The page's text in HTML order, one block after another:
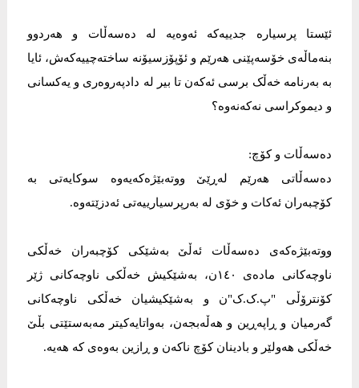
ئێستا پرسیارە جدییەکە ئەوەیە لە دەسەڵات و هەردوو
بنەماڵەی خۆسەپێنی هەرێم و ئۆپۆزسیۆنە ساختەچییەکەش، ئایا
بە بەرنامە خەڵک برسی ئەکەن تا بیر لە دادپەروەری و یەکسانی
و دیموکراسی نەکەنەوە؟
دەسەڵات و کۆچ:
دەسەڵاتی هەرێم لەڕێێ ووتەبێژەکەیەوە سوکایەتی بە
کۆچبەران ئەکات و خۆی لە بەرپرسیارییەتی ئەدزێتەوە.
ووتەبێژەکەی دەسەڵات ئەڵێ بەشێکی کۆچبەران خەڵکی
ناوچەکانی مادەی ١٤٠ن، بەشێکیش خەڵکی ناوچەکانی ژێر
کۆنترۆڵی "پ.ک.ک"ن و بەشێکیشیان خەڵکی ناوچەکانی
گەرمیان و ڕاپەڕین و هەڵەبجەن، بەواتایەکیتر مەبەستێتی بڵێ
خەڵکی هەولێر و بادینان کۆچ ناکەن و ڕازین بەوەی کە هەیە.